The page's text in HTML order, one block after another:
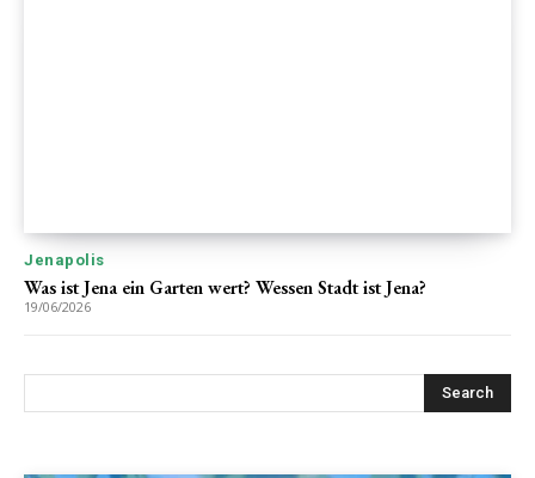
Jenapolis
Was ist Jena ein Garten wert? Wessen Stadt ist Jena?
19/06/2026
Search